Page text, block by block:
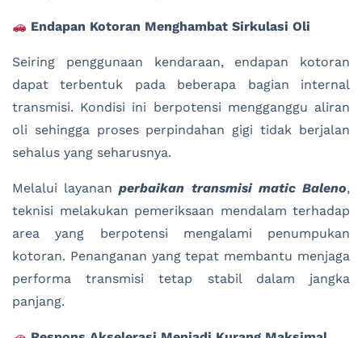
Endapan Kotoran Menghambat Sirkulasi Oli
Seiring penggunaan kendaraan, endapan kotoran
dapat terbentuk pada beberapa bagian internal
transmisi. Kondisi ini berpotensi mengganggu aliran
oli sehingga proses perpindahan gigi tidak berjalan
sehalus yang seharusnya.
Melalui layananperbaikan transmisi matic Baleno,
teknisi melakukan pemeriksaan mendalam terhadap
area yang berpotensi mengalami penumpukan
kotoran. Penanganan yang tepat membantu menjaga
performa transmisi tetap stabil dalam jangka
panjang.